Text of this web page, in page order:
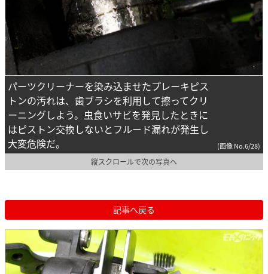
パーツクリーナーを染み込ませたプレーキピス
トンの汚れは、歯ブラシを利用して擦ってクリ
ーニングしよう。虫食いサビを発見したときに
はピストン交換しないとフルード漏れが発生し
大変危険だ。
(画像 No.6/28)
縦スクロールで次の写真へ
記事へ戻る